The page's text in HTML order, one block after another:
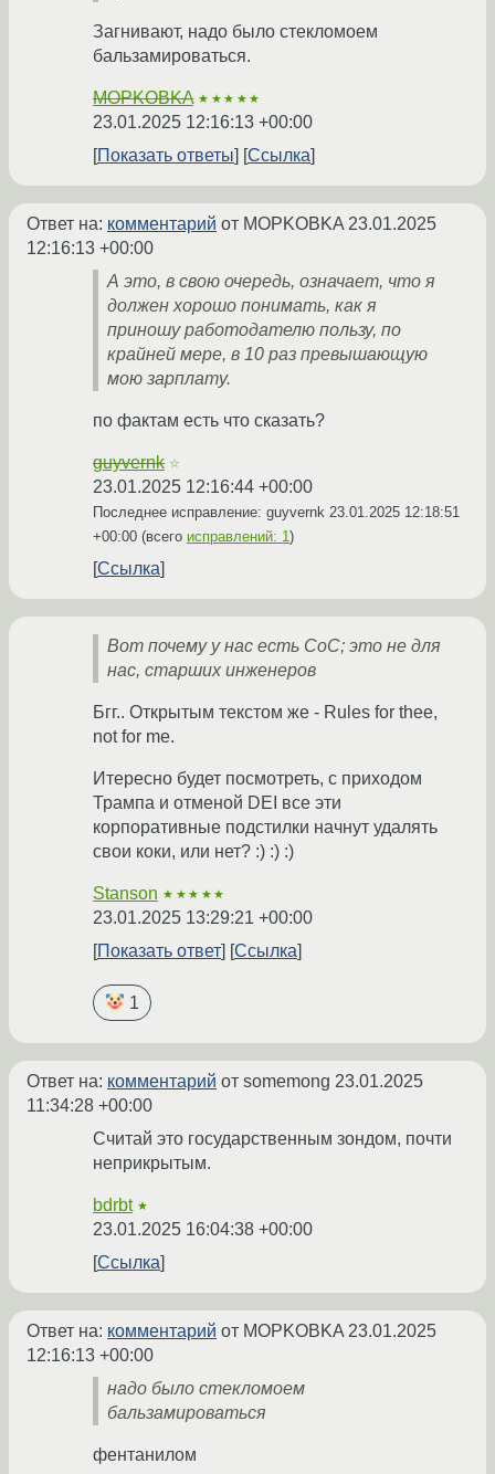
Загнивают, надо было стекломоем
бальзамироваться.
MOPKOBKA ★★★★★
23.01.2025 12:16:13 +00:00
Показать ответы
Ссылка
Ответ на: комментарий от MOPKOBKA 23.01.2025
12:16:13 +00:00
А это, в свою очередь, означает, что я
должен хорошо понимать, как я
приношу работодателю пользу, по
крайней мере, в 10 раз превышающую
мою зарплату.
по фактам есть что сказать?
guyvernk ☆
23.01.2025 12:16:44 +00:00
Последнее исправление: guyvernk 23.01.2025 12:18:51
+00:00 (всего исправлений: 1 )
Ссылка
Вот почему у нас есть CoC; это не для
нас, старших инженеров
Бгг.. Открытым текстом же - Rules for thee,
not for me.
Итересно будет посмотреть, с приходом
Трампа и отменой DEI все эти
корпоративные подстилки начнут удалять
свои коки, или нет? :) :) :)
Stanson ★★★★★
23.01.2025 13:29:21 +00:00
Показать ответ
Ссылка
1
Ответ на: комментарий от somemong 23.01.2025
11:34:28 +00:00
Считай это государственным зондом, почти
неприкрытым.
bdrbt ★
23.01.2025 16:04:38 +00:00
Ссылка
Ответ на: комментарий от MOPKOBKA 23.01.2025
12:16:13 +00:00
надо было стекломоем
бальзамироваться
фентанилом